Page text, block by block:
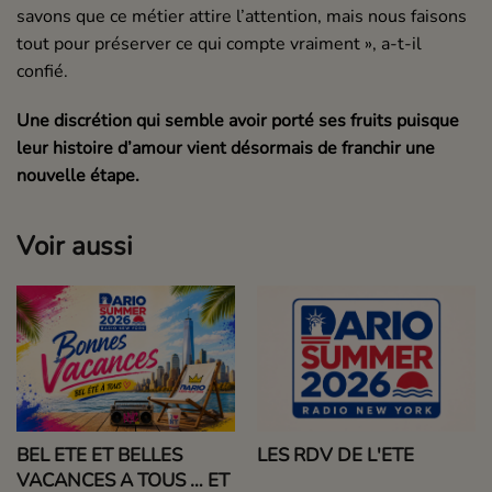
savons que ce métier attire l’attention, mais nous faisons
tout pour préserver ce qui compte vraiment », a-t-il
confié.
Une discrétion qui semble avoir porté ses fruits puisque
leur histoire d’amour vient désormais de franchir une
nouvelle étape.
Voir aussi
BEL ETE ET BELLES
VACANCES A TOUS … ET
LES RDV DE L'ETE